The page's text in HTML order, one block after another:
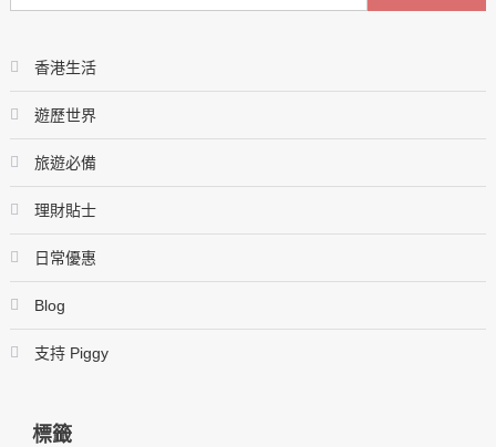
香港生活
遊歷世界
旅遊必備
理財貼士
日常優惠
Blog
支持 Piggy
標籤